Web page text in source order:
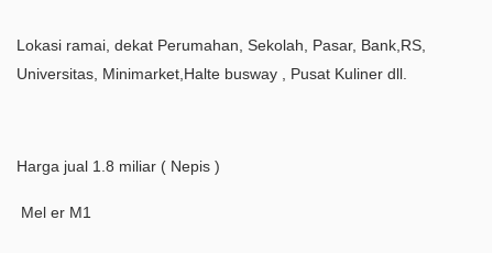
Lokasi ramai, dekat Perumahan, Sekolah, Pasar, Bank,RS,
Universitas, Minimarket,Halte busway , Pusat Kuliner dll.
Harga jual 1.8 miliar ( Nepis )
Mel er M1